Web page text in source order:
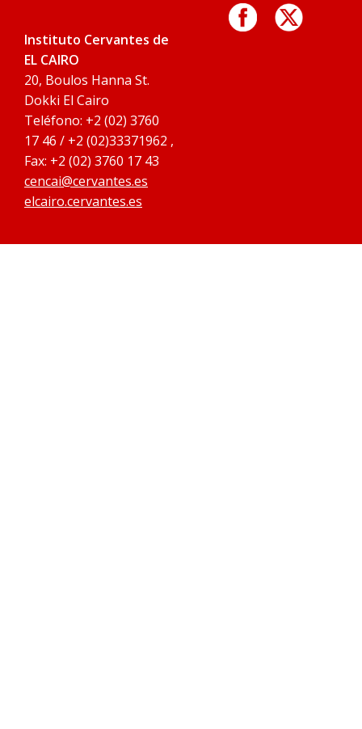
Instituto Cervantes de
EL CAIRO
20, Boulos Hanna St.
Dokki El Cairo
Teléfono: +2 (02) 3760
17 46 / +2 (02)33371962 ,
Fax: +2 (02) 3760 17 43
cencai@cervantes.es
elcairo.cervantes.es